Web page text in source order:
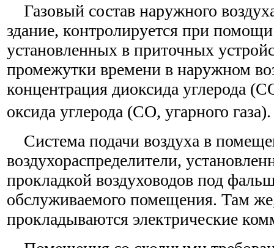
Газовый состав наружного
здание, контролируется при помощи
установленных в приточных
промежутки времени в наружном
концентрация диоксида углерода
оксида углерода (CO, угарного газа).
Система подачи воздуха в
воздухораспределители,
прокладкой воздуховодов под
обслуживаемого помещения. Там
прокладываются электрические